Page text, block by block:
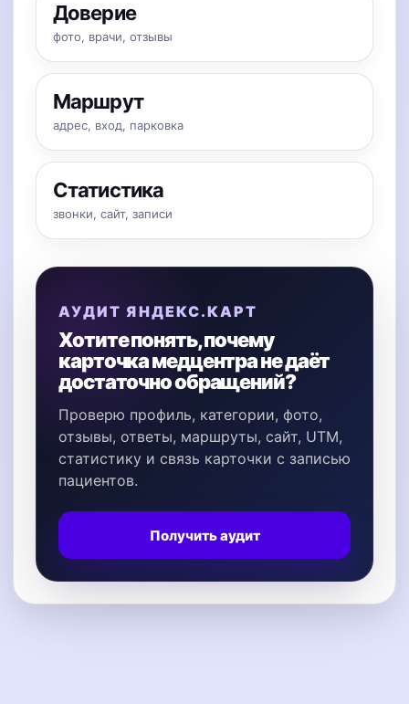
Доверие
фото, врачи, отзывы
Маршрут
адрес, вход, парковка
Статистика
звонки, сайт, записи
АУДИТ ЯНДЕКС.КАРТ
Хотите понять, почему
карточка медцентра не даёт
достаточно обращений?
Проверю профиль, категории, фото,
отзывы, ответы, маршруты, сайт, UTM,
статистику и связь карточки с записью
пациентов.
Получить аудит